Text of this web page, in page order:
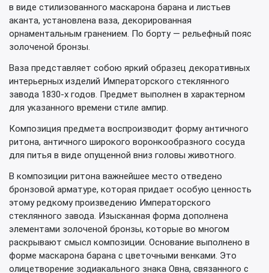
в виде стилизованного маскарона барана и листьев
аканта, установлена ваза, декорированная
орнаментальным гранением. По борту — рельефный пояс
золоченой бронзы.
Ваза представляет собою яркий образец декоративных
интерьерных изделий Императорского стеклянного
завода 1830-х годов. Предмет выполнен в характерном
для указанного времени стиле ампир.
Композиция предмета воспроизводит форму античного
ритона, античного широкого воронкообразного сосуда
для питья в виде опущенной вниз головы животного.
В композиции ритона важнейшее место отведено
бронзовой арматуре, которая придает особую ценность
этому редкому произведению Императорского
стеклянного завода. Изысканная форма дополнена
элементами золоченой бронзы, которые во многом
раскрывают смысл композиции. Основание выполнено в
форме маскарона барана с цветочными венками. Это
олицетворение зодиакального знака Овна, связанного с